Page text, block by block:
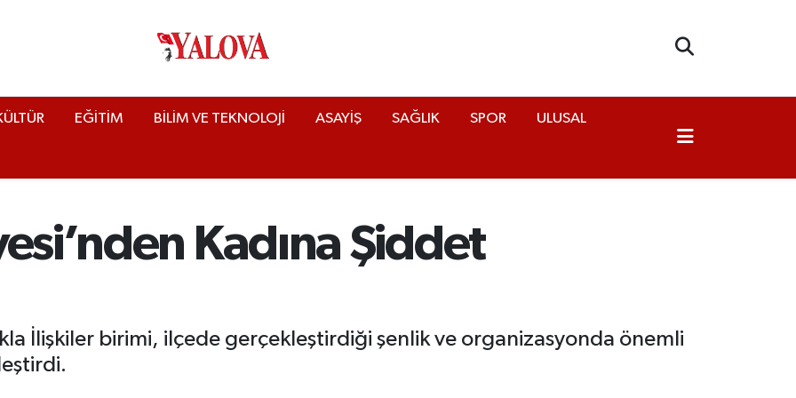
EĞİTİM BİLİM VE TEKNOLOJİ ASAYİŞ SAĞLIK SPOR ULUSAL
Kadına Şiddet
İlişkiler birimi, ilçede gerçekleştirdiği şenlik ve organizasyonda önemli